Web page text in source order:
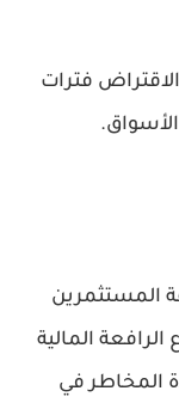
فترات
المستثمرين
المالية
المخاطر في